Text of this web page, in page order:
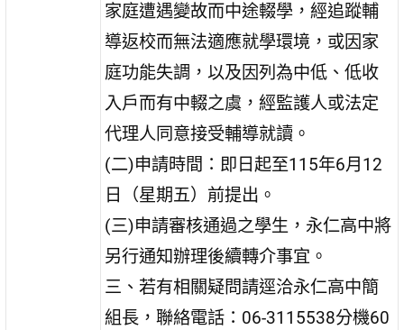
家庭遭遇變故而中途輟學，經追蹤輔
導返校而無法適應就學環境，或因家
庭功能失調，以及因列為中低、低收
入戶而有中輟之虞，經監護人或法定
代理人同意接受輔導就讀。
(二)申請時間：即日起至115年6月12
日（星期五）前提出。
(三)申請審核通過之學生，永仁高中將
另行通知辦理後續轉介事宜。
三、若有相關疑問請逕洽永仁高中簡
組長，聯絡電話：06-3115538分機60